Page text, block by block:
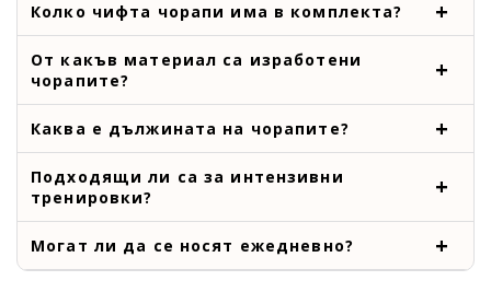
Колко чифта чорапи има в комплекта?
От какъв материал са изработени
чорапите?
Каква е дължината на чорапите?
Подходящи ли са за интензивни
тренировки?
Могат ли да се носят ежедневно?